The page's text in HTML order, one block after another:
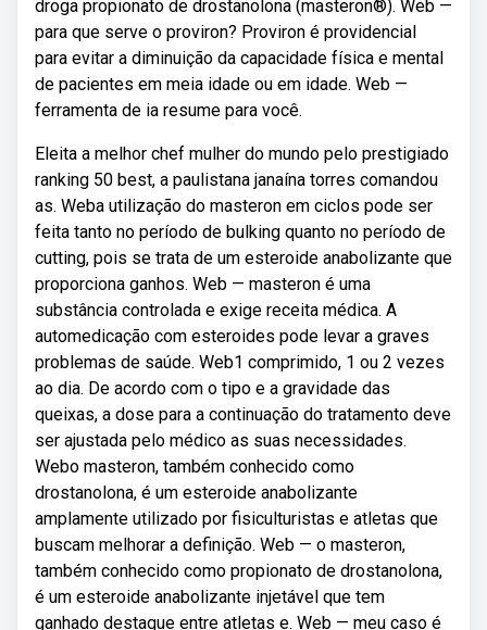
droga propionato de drostanolona (masteron®). Web —
para que serve o proviron? Proviron é providencial
para evitar a diminuição da capacidade física e mental
de pacientes em meia idade ou em idade. Web —
ferramenta de ia resume para você.
Eleita a melhor chef mulher do mundo pelo prestigiado
ranking 50 best, a paulistana janaína torres comandou
as. Weba utilização do masteron em ciclos pode ser
feita tanto no período de bulking quanto no período de
cutting, pois se trata de um esteroide anabolizante que
proporciona ganhos. Web — masteron é uma
substância controlada e exige receita médica. A
automedicação com esteroides pode levar a graves
problemas de saúde. Web1 comprimido, 1 ou 2 vezes
ao dia. De acordo com o tipo e a gravidade das
queixas, a dose para a continuação do tratamento deve
ser ajustada pelo médico as suas necessidades.
Webo masteron, também conhecido como
drostanolona, é um esteroide anabolizante
amplamente utilizado por fisiculturistas e atletas que
buscam melhorar a definição. Web — o masteron,
também conhecido como propionato de drostanolona,
é um esteroide anabolizante injetável que tem
ganhado destaque entre atletas e. Web — meu caso é